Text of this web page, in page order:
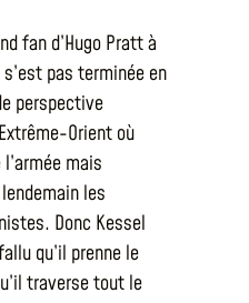
fan d’Hugo Pratt à
pas terminée en
perspective
Orient où
mais
les
Donc Kessel
qu’il prenne le
traverse tout le